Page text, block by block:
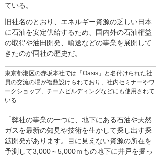
東京都港区の赤坂本社では「Oasis」と名付けられた社
員の交流の場が複数設けられており、社内セミナーやワ
ークショップ、チームビルディングなどにも使用されて
いる
ている。
旧社名のとおり、エネルギー資源の乏しい日本
に石油を安定供給するため、国内外の石油権益
の取得や油田開発、輸送などの事業を展開して
きたのが同社の歴史だ。
「弊社の事業の一つに、地下にある石油や天然
ガスを最新の知見や技術を生かして探し出す探
鉱開発があります。目に見えない資源の所在を
予測して3,000～5,000ｍもの地下に井戸を掘っ